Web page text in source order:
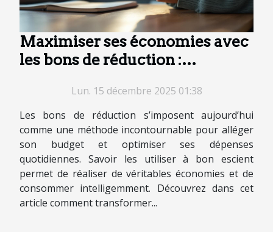
Maximiser ses économies avec
les bons de réduction :
Lun. 15 décembre 2025 01:38
Les bons de réduction s’imposent aujourd’hui
comme une méthode incontournable pour alléger
son budget et optimiser ses dépenses
quotidiennes. Savoir les utiliser à bon escient
permet de réaliser de véritables économies et de
consommer intelligemment. Découvrez dans cet
article comment transformer...